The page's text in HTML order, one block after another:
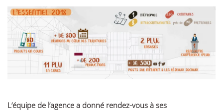
L’équipe de l’agence a donné rendez-vous à ses